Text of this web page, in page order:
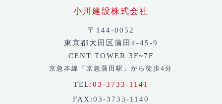
小川建設株式会社
〒144-0052
東京都大田区蒲田4-45-9
CENT TOWER 3F~7F
京急本線「京急蒲田駅」から徒歩4分
TEL:03-3733-1141
FAX:03-3733-1140